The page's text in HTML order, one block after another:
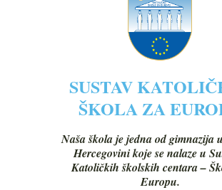
SUSTAV
ŠKOLA ZA
Naša škola je jedna od gimnazija
Hercegovini koje se nalaze u
Katoličkih školskih centara –
Europu.